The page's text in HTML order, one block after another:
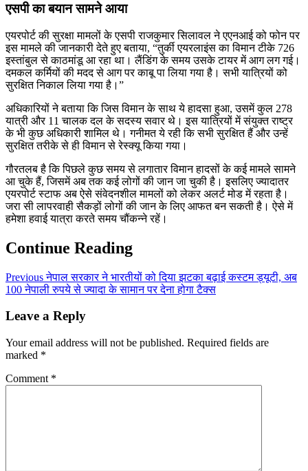
एसपी का बयान सामने आया
एयरपोर्ट की सुरक्षा मामलों के एसपी राजकुमार सिलावल ने एएनआई को फोन पर
इस मामले की जानकारी देते हुए बताया, “तुर्की एयरलाइंस का विमान टीके 726
इस्तांबुल से काठमांडू आ रहा था। लैंडिंग के समय उसके टायर में आग लग गई।
दमकल कर्मियों की मदद से आग पर काबू पा लिया गया है। सभी यात्रियों को
सुरक्षित निकाल लिया गया है।”
अधिकारियों ने बताया कि जिस विमान के साथ ये हादसा हुआ, उसमें कुल 278
यात्री और 11 चालक दल के सदस्य सवार थे। इस यात्रियों में संयुक्त राष्ट्र
के भी कुछ अधिकारी शामिल थे। गनीमत ये रही कि सभी सुरक्षित हैं और उन्हें
सुरक्षित तरीके से ही विमान से रेस्क्यू किया गया।
गौरतलब है कि पिछले कुछ समय से लगातार विमान हादसों के कई मामले सामने
आ चुके हैं, जिसमें अब तक कई लोगों की जान जा चुकी है। इसलिए ज्यादातर
एयरपोर्ट स्टाफ अब ऐसे संवेदनशील मामलों को लेकर अलर्ट मोड में रहता है।
जरा सी लापरवाही सैकड़ों लोगों की जान के लिए आफत बन सकती है। ऐसे में
हमेशा हवाई यात्रा करते समय चौंकन्ने रहें।
Continue Reading
Previousनेपाल सरकार ने भारतीयों को दिया झटका बढ़ाई कस्टम ड्यूटी, अब
100 नेपाली रुपये से ज्यादा के सामान पर देना होगा टैक्स
Leave a Reply
Your email address will not be published. Required fields are
marked *
Comment *